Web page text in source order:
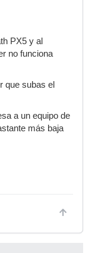
PX5 y al
no funciona
que subas el
a un equipo de
más baja